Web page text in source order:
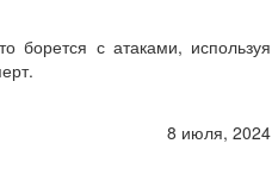
борется с атаками, используя
8 июля, 2024